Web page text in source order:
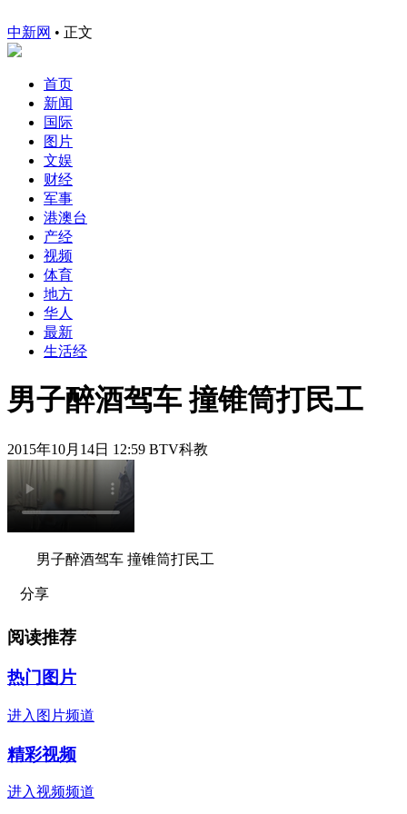
中新网 • 正文
首页
新闻
国际
图片
文娱
财经
军事
港澳台
产经
视频
体育
地方
华人
最新
生活经
男子醉酒驾车 撞锥筒打民工
2015年10月14日 12:59 BTV科教
男子醉酒驾车 撞锥筒打民工
分享
阅读推荐
热门图片
进入图片频道
精彩视频
进入视频频道